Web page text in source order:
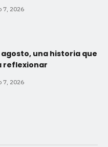
7, 2026
agosto, una historia que
reflexionar
7, 2026